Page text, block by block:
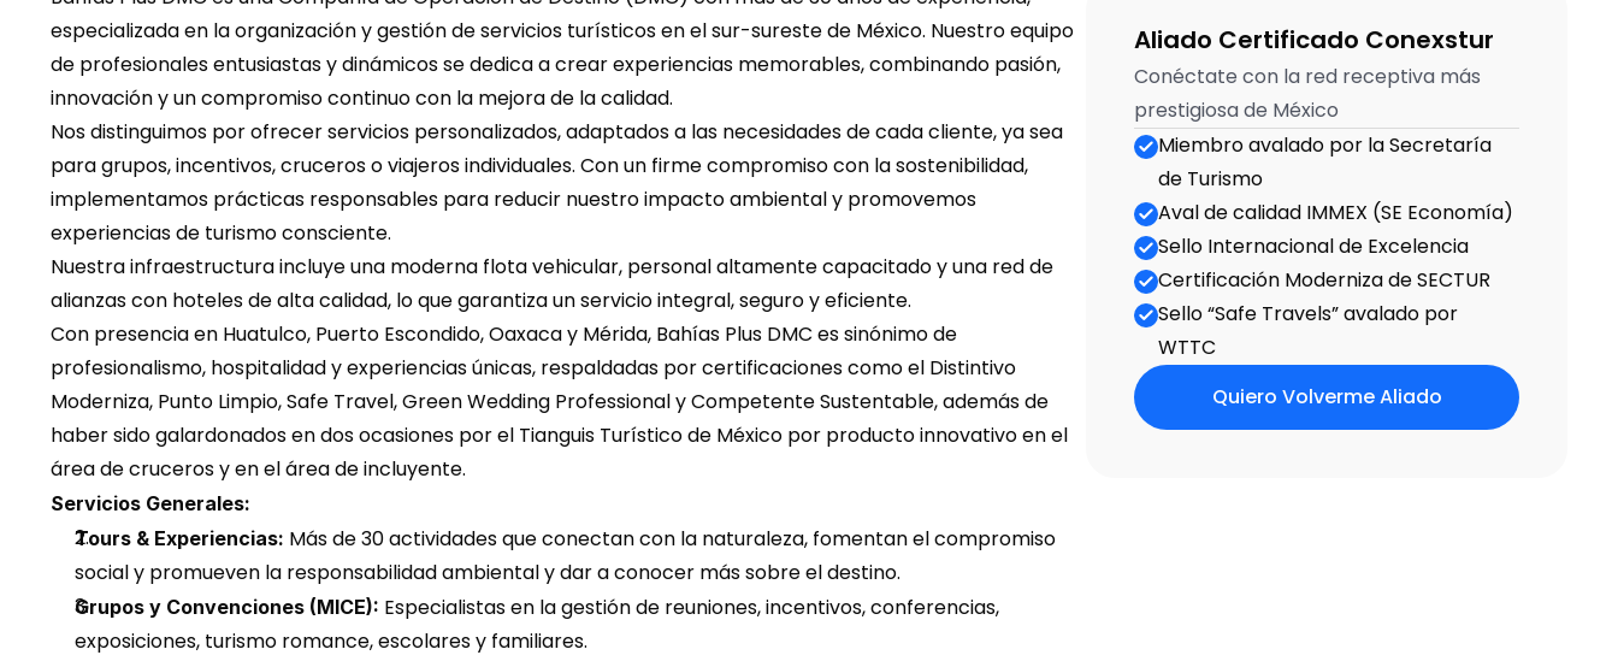
especializada en la organización y gestión de servicios turísticos en el sur-sureste de México. Nuestro equipo
de profesionales entusiastas y dinámicos se dedica a crear experiencias memorables, combinando pasión,
innovación y un compromiso continuo con la mejora de la calidad.
Nos distinguimos por ofrecer servicios personalizados, adaptados a las necesidades de cada cliente, ya sea
para grupos, incentivos, cruceros o viajeros individuales. Con un firme compromiso con la sostenibilidad,
implementamos prácticas responsables para reducir nuestro impacto ambiental y promovemos
experiencias de turismo consciente.
Nuestra infraestructura incluye una moderna flota vehicular, personal altamente capacitado y una red de
alianzas con hoteles de alta calidad, lo que garantiza un servicio integral, seguro y eficiente.
Con presencia en Huatulco, Puerto Escondido, Oaxaca y Mérida, Bahías Plus DMC es sinónimo de
profesionalismo, hospitalidad y experiencias únicas, respaldadas por certificaciones como el Distintivo
Moderniza, Punto Limpio, Safe Travel, Green Wedding Professional y Competente Sustentable, además de
haber sido galardonados en dos ocasiones por el Tianguis Turístico de México por producto innovativo en el
área de cruceros y en el área de incluyente.
Servicios Generales:
Tours & Experiencias: Más de 30 actividades que conectan con la naturaleza, fomentan el compromiso
social y promueven la responsabilidad ambiental y dar a conocer más sobre el destino.
Grupos y Convenciones (MICE): Especialistas en la gestión de reuniones, incentivos, conferencias,
exposiciones, turismo romance, escolares y familiares.
Aliado Certificado Conexstur
Conéctate con la red receptiva más
prestigiosa de México
Miembro avalado por la Secretaría
de Turismo
Aval de calidad IMMEX (SE Eco­nomía)
Sello Internacional de Excelencia
Certificación Moderniza de SECTUR
Sello “Safe Travels” avalado por
WTTC
Quiero Volverme Aliado